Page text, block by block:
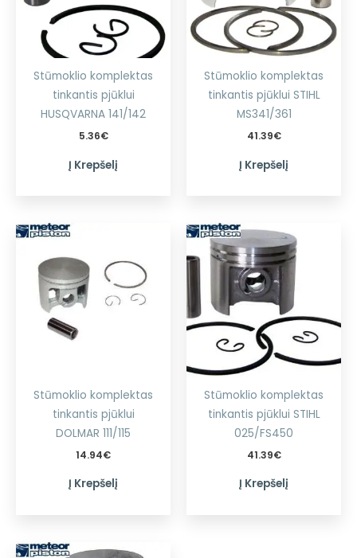
Stūmoklio komplektas
tinkantis pjūklui
HUSQVARNA 141/142
5.36€
Į Krepšelį
Stūmoklio komplektas
tinkantis pjūklui STIHL
MS341/361
41.39€
Į Krepšelį
Stūmoklio komplektas
tinkantis pjūklui
DOLMAR 111/115
14.94€
Į Krepšelį
Stūmoklio komplektas
tinkantis pjūklui STIHL
025/FS450
41.39€
Į Krepšelį